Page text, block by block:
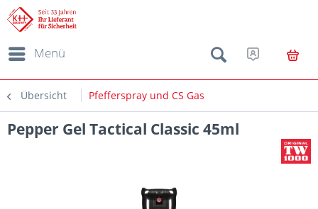
Menü
Übersicht Pfefferspray und CS Gas
Pepper Gel Tactical Classic 45ml